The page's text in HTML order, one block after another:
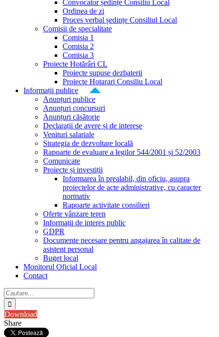
Convocator ședințe Consiliu Local
Ordinea de zi
Proces verbal ședințe Consiliul Local
Comisii de specialitate
Comisia 1
Comisia 2
Comisia 3
Proiecte Hotărâri CL
Proiecte supuse dezbaterii
Proiecte Hotarari Consiliu Local
Informații publice
Anunțuri publice
Anunțuri concursuri
Anunțuri căsătorie
Declarații de avere și de interese
Venituri salariale
Strategia de dezvoltare locală
Rapoarte de evaluare a legilor 544/2001 și 52/2003
Comunicate
Proiecte și investiții
Informarea în prealabil, din oficiu, asupra
proiectelor de acte administrative, cu caracter
normativ
Rapoarte activitate consilieri
Oferte vânzare teren
Informații de interes public
GDPR
Documente necesare pentru angajarea în calitate de
asistent personal
Buget local
Monitorul Oficial Local
Contact
Cautare...
Download
Share